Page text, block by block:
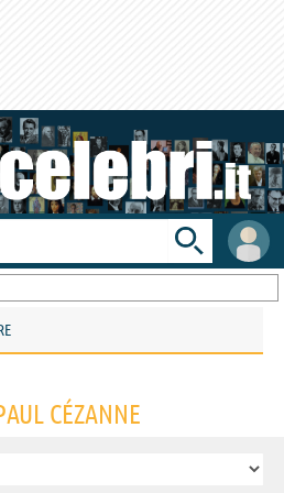
User
area
Toggle
search
bar
CÉZANNE